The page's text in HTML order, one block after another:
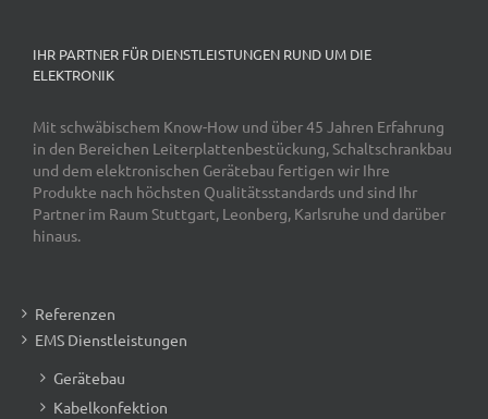
IHR PARTNER FÜR DIENSTLEISTUNGEN RUND UM DIE
ELEKTRONIK
Mit schwäbischem Know-How und über 45 Jahren Erfahrung
in den Bereichen Leiterplattenbestückung, Schaltschrankbau
und dem elektronischen Gerätebau fertigen wir Ihre
Produkte nach höchsten Qualitätsstandards und sind Ihr
Partner im Raum Stuttgart, Leonberg, Karlsruhe und darüber
hinaus.
Referenzen
EMS Dienstleistungen
Gerätebau
Kabelkonfektion